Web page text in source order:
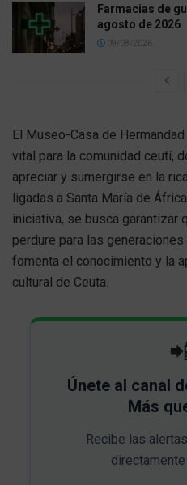
Farmacias de
agosto de 2026
09/08/2026
El Museo-Casa de
vital para la comunidad ceutí,
apreciar y sumergirse en la
ligadas a Santa María de
iniciativa, se busca garantizar
perdure para las
fomenta el conocimiento y la
cultural de Ceuta.
Únete al canal
Más
Recibe las